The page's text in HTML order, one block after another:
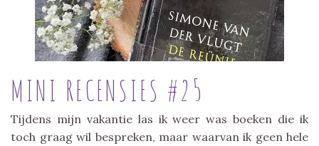
MINI RECENSIES #25
Tijdens mijn vakantie las ik weer was boeken die ik
toch graag wil bespreken, maar waarvan ik geen hele